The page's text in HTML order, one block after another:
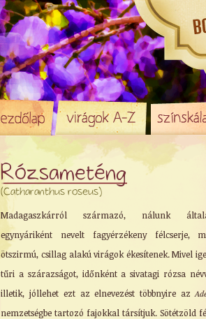
Rózsameténg
(Catharanthus roseus)
Madagaszkárról származó, nálunk
egynyáriként nevelt fagyérzékeny félcserje,
ötszirmú, csillag alakú virágok ékesítenek. Mivel
tűri a szárazságot, időnként a sivatagi rózsa
illetik, jóllehet ezt az elnevezést többnyire az
nemzetségbe tartozó fajokkal társítjuk. Sötétzöld